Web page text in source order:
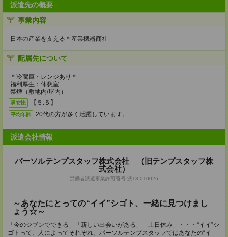
派遣先の概要
事業内容
日本の産業を支える＊産業機器商社
配属先について
＊冷蔵庫・レンジあり＊
福利厚生：休憩室
禁煙（敷地内/屋内）
男女比 【５:５】
平均年齢 20代の方が多く活躍しています。
派遣会社情報
パーソルテンプスタッフ株式会社 （旧テンプスタッフ株
式会社）
労働者派遣事業許可番号:派13-010026
～あなたにとっての“イイ”シゴト、一緒に見つけまし
ょう☆～
「今のジブンでできる」「新しい出会いがある」「土日休み」・・・“イイ”シ
ゴトって、人によってそれぞれ。パーソルテンプスタッフではあなたの“イ